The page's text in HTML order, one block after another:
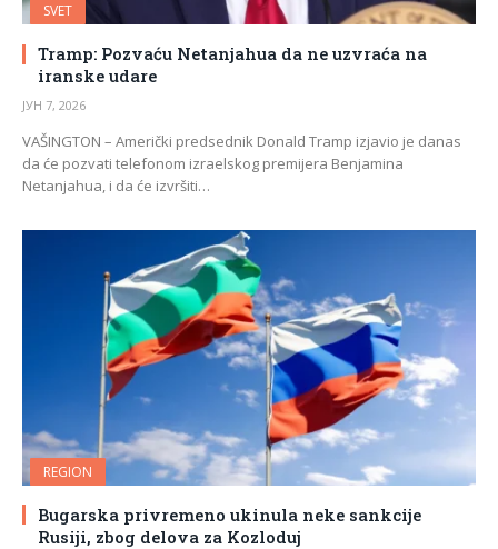
SVET
Tramp: Pozvaću Netanjahua da ne uzvraća na
iranske udare
ЈУН 7, 2026
VAŠINGTON – Američki predsednik Donald Tramp izjavio je danas
da će pozvati telefonom izraelskog premijera Benjamina
Netanjahua, i da će izvršiti…
REGION
Bugarska privremeno ukinula neke sankcije
Rusiji, zbog delova za Kozloduj